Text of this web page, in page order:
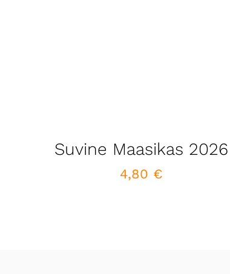
Suvine Maasikas 2026
4,80 €